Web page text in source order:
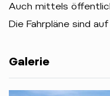
Auch mittels
Die Fahrpläne sind auf
Galerie